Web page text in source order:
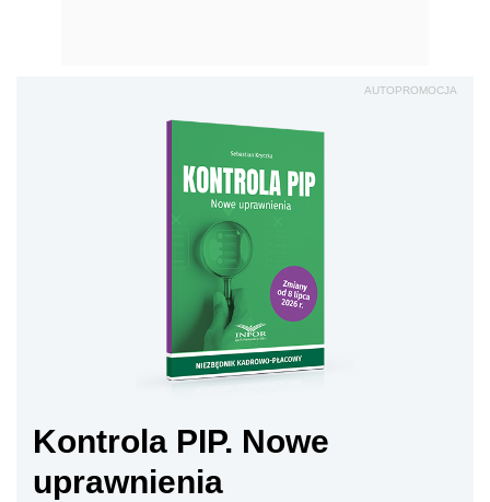
AUTOPROMOCJA
Kontrola PIP. Nowe
uprawnienia